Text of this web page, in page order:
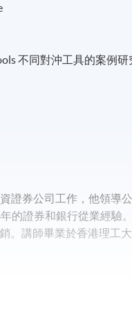
不同對沖工具的案例研
證券公司工作，他領導
的證券和銀行從業經驗
。講師畢業於香港理工